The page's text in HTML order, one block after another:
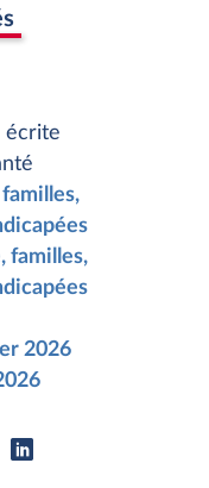
écrite
familles,
2026